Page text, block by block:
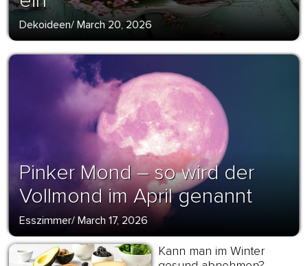
Dekoideen/ March 20, 2026
Pinker Mond – so wird der
Vollmond im April genannt
Esszimmer/ March 17, 2026
Kann man im Winter